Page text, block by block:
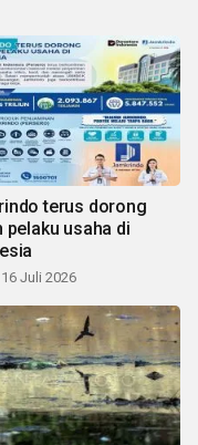
terus dorong
pelaku usaha di
Juli 2026